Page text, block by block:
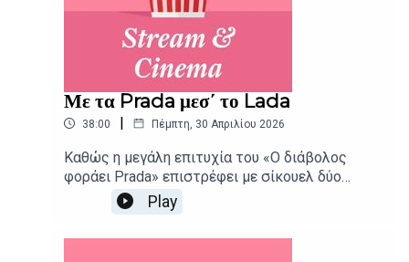
Με τα Prada μεσ΄ το Lada
38:00 | Πέμπτη, 30 Απριλίου 2026
Καθώς η μεγάλη επιτυχία του «Ο διάβολος
φοράει Prada» επιστρέφει με σίκουελ δύο
δεκαετίες αργότερα, ένας πατέρας ξεκινάει
ένα συγκινητικό road trip αυτογνωσίας παρέα
με τα δυο μικρά παιδιά του, στις νέες ταινίες
Play